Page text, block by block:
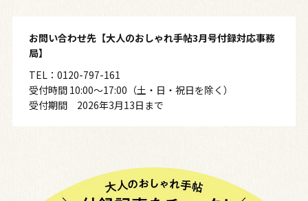
お問い合わせ先【大人のおしゃれ手帖3月号付録対応事務
局】
TEL：0120-797-161
受付時間 10:00～17:00（土・日・祝日を除く）
受付期間 2026年3月13日まで